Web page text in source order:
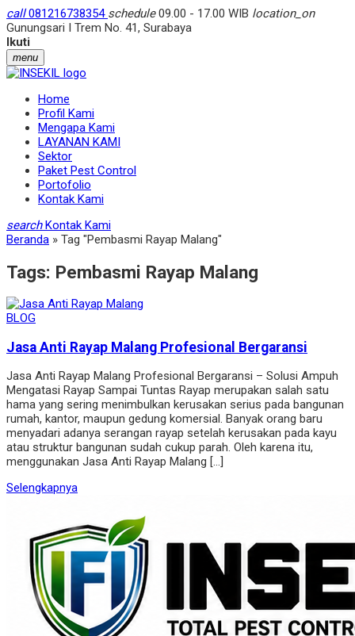
call081216738354 schedule09.00 - 17.00 WIB location_on
Gunungsari I Trem No. 41, Surabaya
Ikuti
menu
Home
Profil Kami
Mengapa Kami
LAYANAN KAMI
Sektor
Paket Pest Control
Portofolio
Kontak Kami
search Kontak Kami
Beranda » Tag "Pembasmi Rayap Malang"
Tags: Pembasmi Rayap Malang
BLOG
Jasa Anti Rayap Malang Profesional Bergaransi
Jasa Anti Rayap Malang Profesional Bergaransi – Solusi Ampuh
Mengatasi Rayap Sampai Tuntas Rayap merupakan salah satu
hama yang sering menimbulkan kerusakan serius pada bangunan
rumah, kantor, maupun gedung komersial. Banyak orang baru
menyadari adanya serangan rayap setelah kerusakan pada kayu
atau struktur bangunan sudah cukup parah. Oleh karena itu,
menggunakan Jasa Anti Rayap Malang […]
Selengkapnya